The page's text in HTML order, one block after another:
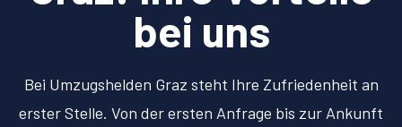
bei uns
Bei Umzugshelden Graz steht Ihre Zufriedenheit an
erster Stelle. Von der ersten Anfrage bis zur Ankunft